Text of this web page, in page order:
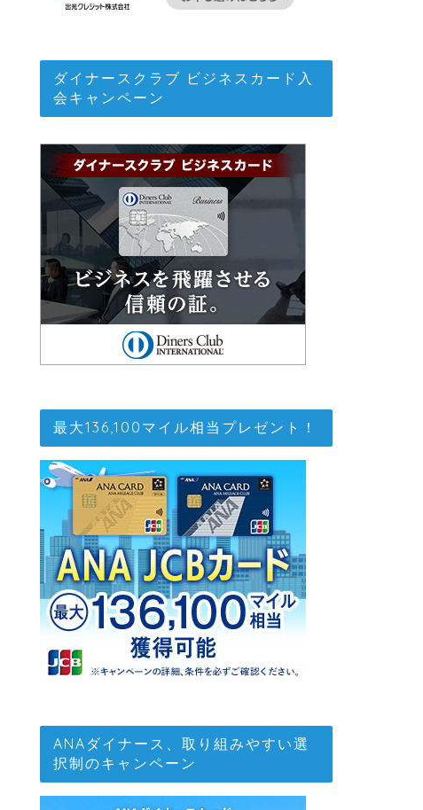
ダイナースクラブ ビジネスカード入
会キャンペーン
最大136,100マイル相当プレゼント！
ANAダイナース、取り組みやすい選
択制のキャンペーン